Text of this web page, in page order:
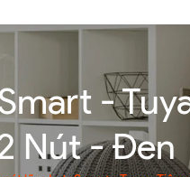
-
Nút - Đen